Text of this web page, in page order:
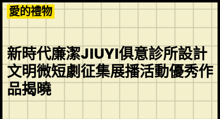
Skip
to
content
愛的禮物
新時代廉潔JIUYI俱意診所設計
文明微短劇征集展播活動優秀作
品揭曉